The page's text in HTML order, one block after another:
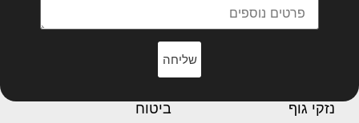
שליחה
נזקי גוף ביטוח